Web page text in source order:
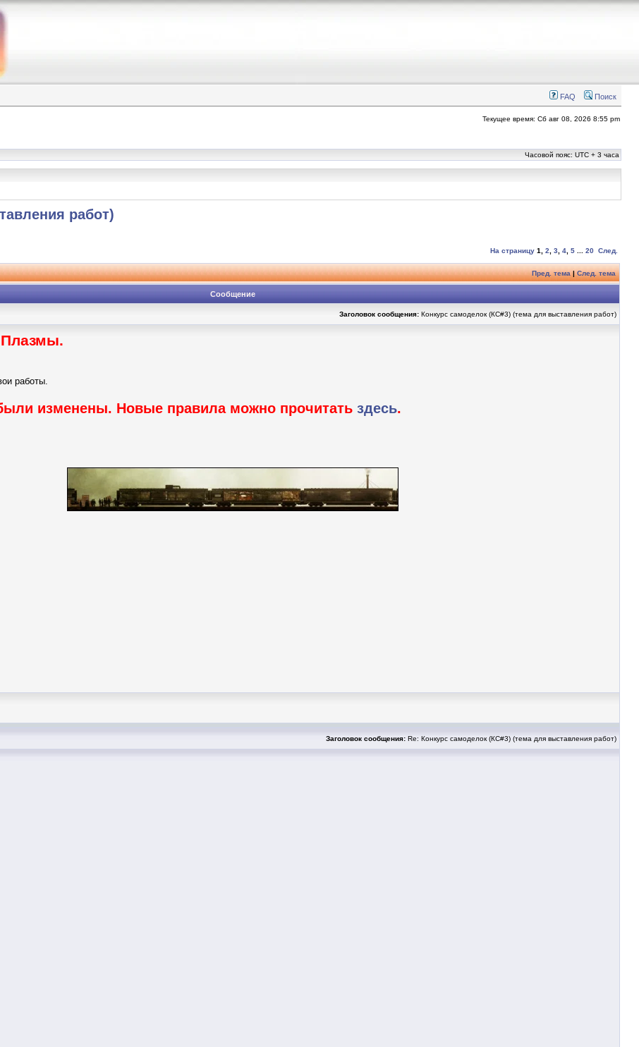
FAQ Поиск
Текущее время: Сб авг 08, 2026 8:55 pm
Часовой пояс: UTC + 3 часа
работ)
На страницу 1 2 3 4 5 20 След.
Пред. тема|След. тема
Сообщение
Заголовок сообщения: Конкурс самоделок (КС#3) (тема для выставления работ)
работы.
изменены. Новые правила можно прочитать здесь.
Заголовок сообщения: Re: Конкурс самоделок (КС#3) (тема для выставления работ)